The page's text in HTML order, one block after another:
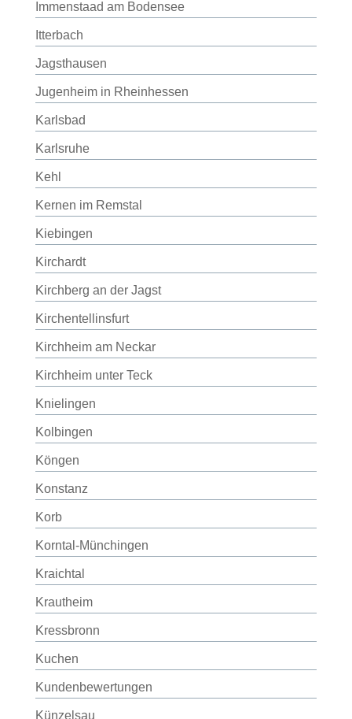
Immenstaad am Bodensee
Itterbach
Jagsthausen
Jugenheim in Rheinhessen
Karlsbad
Karlsruhe
Kehl
Kernen im Remstal
Kiebingen
Kirchardt
Kirchberg an der Jagst
Kirchentellinsfurt
Kirchheim am Neckar
Kirchheim unter Teck
Knielingen
Kolbingen
Köngen
Konstanz
Korb
Korntal-Münchingen
Kraichtal
Krautheim
Kressbronn
Kuchen
Kundenbewertungen
Künzelsau